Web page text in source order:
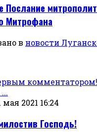
Послание
Митрофана
в новости
комментатором!
мая 2021 16:24
Господь!